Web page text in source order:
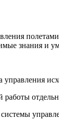
знания и
работы
системы